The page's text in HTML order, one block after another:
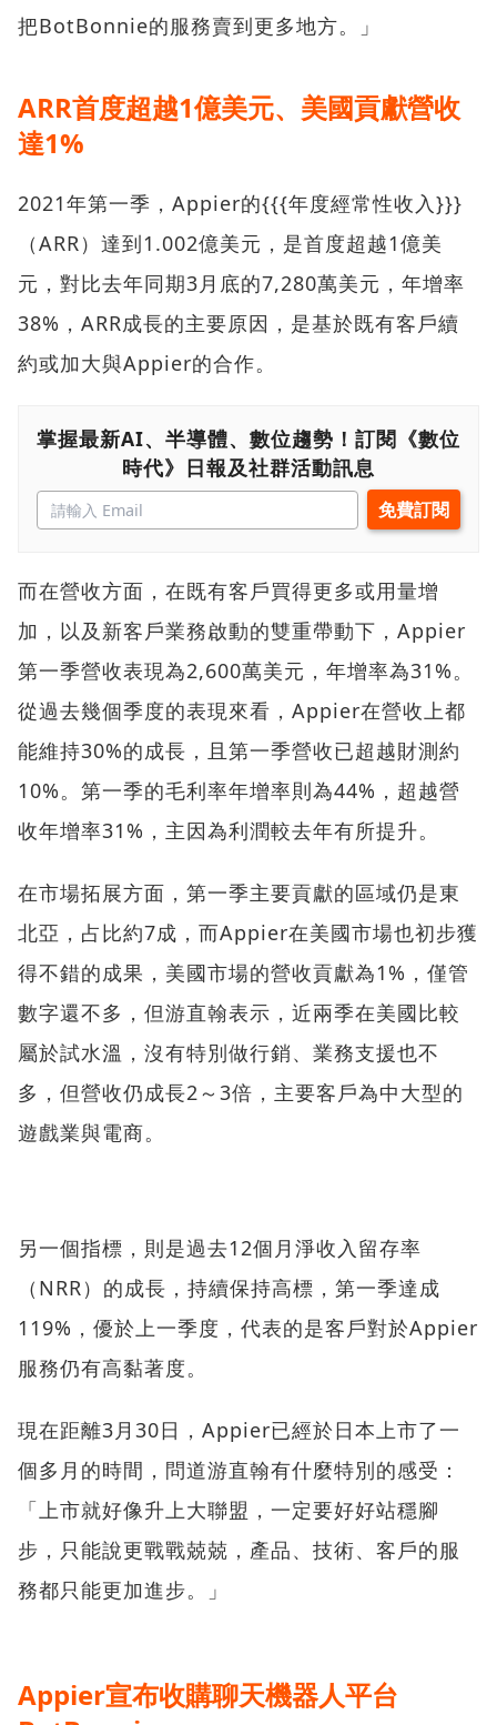
把BotBonnie的服務賣到更多地方。」
ARR首度超越1億美元、美國貢獻營收
達1%
2021年第一季，Appier的{{{年度經常性收入}}}
（ARR）達到1.002億美元，是首度超越1億美
元，對比去年同期3月底的7,280萬美元，年增率
38%，ARR成長的主要原因，是基於既有客戶續
約或加大與Appier的合作。
掌握最新AI、半導體、數位趨勢！訂閱《數位
時代》日報及社群活動訊息
而在營收方面，在既有客戶買得更多或用量增
加，以及新客戶業務啟動的雙重帶動下，Appier
第一季營收表現為2,600萬美元，年增率為31%。
從過去幾個季度的表現來看，Appier在營收上都
能維持30%的成長，且第一季營收已超越財測約
10%。第一季的毛利率年增率則為44%，超越營
收年增率31%，主因為利潤較去年有所提升。
在市場拓展方面，第一季主要貢獻的區域仍是東
北亞，占比約7成，而Appier在美國市場也初步獲
得不錯的成果，美國市場的營收貢獻為1%，僅管
數字還不多，但游直翰表示，近兩季在美國比較
屬於試水溫，沒有特別做行銷、業務支援也不
多，但營收仍成長2～3倍，主要客戶為中大型的
遊戲業與電商。
另一個指標，則是過去12個月淨收入留存率
（NRR）的成長，持續保持高標，第一季達成
119%，優於上一季度，代表的是客戶對於Appier
服務仍有高黏著度。
現在距離3月30日，Appier已經於日本上市了一
個多月的時間，問道游直翰有什麼特別的感受：
「上市就好像升上大聯盟，一定要好好站穩腳
步，只能說更戰戰兢兢，產品、技術、客戶的服
務都只能更加進步。」
Appier宣布收購聊天機器人平台